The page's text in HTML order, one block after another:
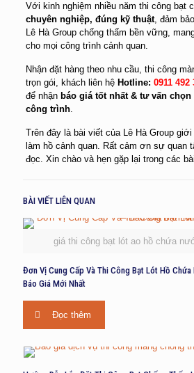
1mm trở lên Hồ lớn,
Với kinh nghiệm nhiều năm thi công bạt
chuyên nghiệp, đúng kỹ thuật, đảm
Lê Hà Group chống thấm bền vững,
cho mọi công trình cảnh quan.
Nhận đặt hàng theo nhu cầu, thi công
trọn gói, khách liên hệ Hotline: 0911 492
để nhận báo giá tốt nhất & tư vấn
công trình.
Trên đây là bài viết của Lê Hà Group
làm hồ cảnh quan. Rất cảm ơn sự quan
đọc. Xin chào và hẹn gặp lại trong các
BÀI VIẾT LIÊN QUAN
giá thi công bạt lót ao hồ chứa
Đơn Vị Cung Cấp Và Thi Công Bạt Lót Hồ Chứa
Báo Giá Mới Nhất
Đọc thêm